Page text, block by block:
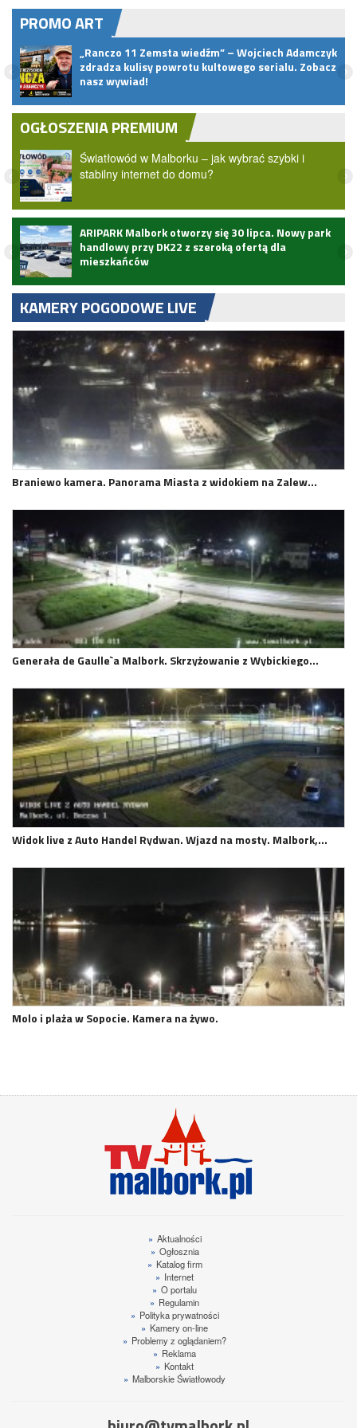
PROMO ART
„Ranczo 11 Zemsta wiedźm” – Wojciech Adamczyk
zdradza kulisy powrotu kultowego serialu. Zobacz
nasz wywiad!
OGŁOSZENIA PREMIUM
Światłowód w Malborku – jak wybrać szybki i
stabilny internet do domu?
ARIPARK Malbork otworzy się 30 lipca. Nowy park
handlowy przy DK22 z szeroką ofertą dla
mieszkańców
KAMERY POGODOWE LIVE
Braniewo kamera. Panorama Miasta z widokiem na Zalew…
Generała de Gaulle`a Malbork. Skrzyżowanie z Wybickiego…
Widok live z Auto Handel Rydwan. Wjazd na mosty. Malbork,…
Molo i plaża w Sopocie. Kamera na żywo.
» Aktualności
» Ogłosznia
» Katalog firm
» Internet
» O portalu
» Regulamin
» Polityka prywatności
» Kamery on-line
» Problemy z oglądaniem?
» Reklama
» Kontakt
» Malborskie Światłowody